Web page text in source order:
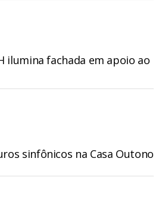
ilumina fachada em apoio ao
sinfônicos na Casa Outono